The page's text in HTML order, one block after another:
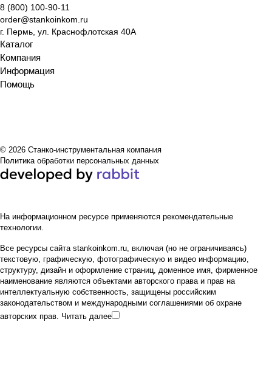
8 (800) 100-90-11
order@stankoinkom.ru
г. Пермь, ул. Краснофлотская 40А
Каталог
Компания
Информация
Помощь
© 2026 Станко-инструментальная компания
Политика обработки персональных данных
На информационном ресурсе применяются рекомендательные
технологии.
Все ресурсы сайта stankoinkom.ru, включая (но не ограничиваясь)
текстовую, графическую, фотографическую и видео информацию,
структуру, дизайн и оформление страниц, доменное имя, фирменное
наименование являются объектами авторского права и прав на
интеллектуальную собственность, защищены российским
законодательством и международными соглашениями об охране
авторских прав. Читать далее